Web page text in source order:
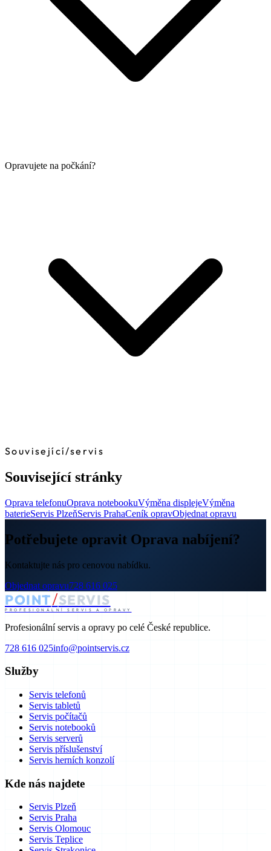
Opravujete na počkání?
Související/servis
Související stránky
Oprava telefonuOprava notebookuVýměna displejeVýměna
baterieServis PlzeňServis PrahaCeník opravObjednat opravu
Potřebujete opravit Oprava nabíjení?
Kontaktujte nás pro cenovou nabídku.
Objednat opravu728 616 025
POINT/SERVIS
PROFESIONÁLNÍ SERVIS A OPRAVY
Profesionální servis a opravy po celé České republice.
728 616 025info@pointservis.cz
Služby
Servis telefonů
Servis tabletů
Servis počítačů
Servis notebooků
Servis serverů
Servis příslušenství
Servis herních konzolí
Kde nás najdete
Servis Plzeň
Servis Praha
Servis Olomouc
Servis Teplice